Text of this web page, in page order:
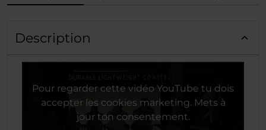
Description
Pour regarder cette vidéo YouTube tu dois
accepter les cookies marketing. Mets à
jour ton consentement.